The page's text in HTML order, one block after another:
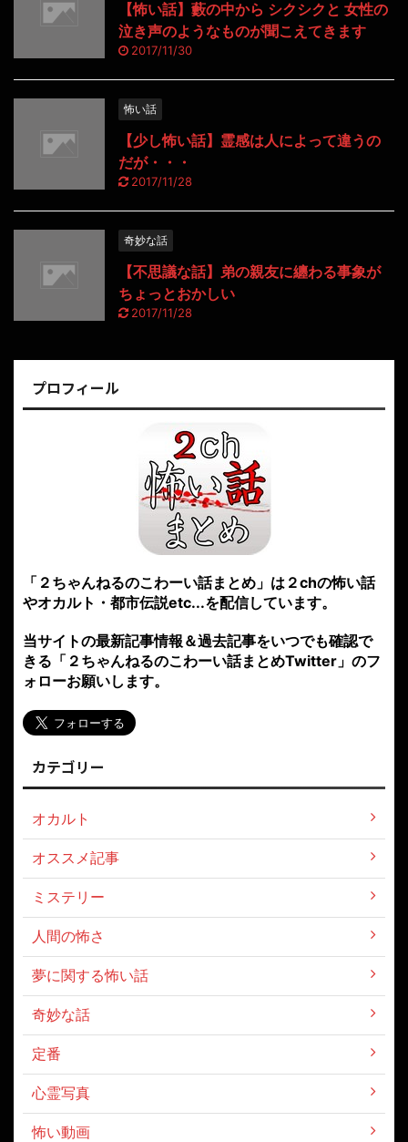
【怖い話】藪の中から シクシクと 女性の
泣き声のようなものが聞こえてきます
2017/11/30
怖い話
【少し怖い話】霊感は人によって違うの
だが・・・
2017/11/28
奇妙な話
【不思議な話】弟の親友に纏わる事象が
ちょっとおかしい
2017/11/28
プロフィール
「２ちゃんねるのこわーい話まとめ」は２chの怖い話
やオカルト・都市伝説etc...を配信しています。
当サイトの最新記事情報＆過去記事をいつでも確認で
きる「２ちゃんねるのこわーい話まとめTwitter」のフ
ォローお願いします。
カテゴリー
オカルト
オススメ記事
ミステリー
人間の怖さ
夢に関する怖い話
奇妙な話
定番
心霊写真
怖い動画